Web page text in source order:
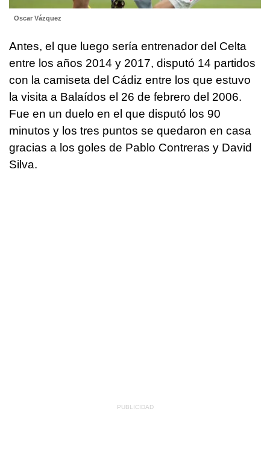
Oscar Vázquez
Antes, el que luego sería entrenador del Celta
entre los años 2014 y 2017, disputó 14 partidos
con la camiseta del Cádiz entre los que estuvo
la visita a Balaídos el 26 de febrero del 2006.
Fue en un duelo en el que disputó los 90
minutos y los tres puntos se quedaron en casa
gracias a los goles de Pablo Contreras y David
Silva.